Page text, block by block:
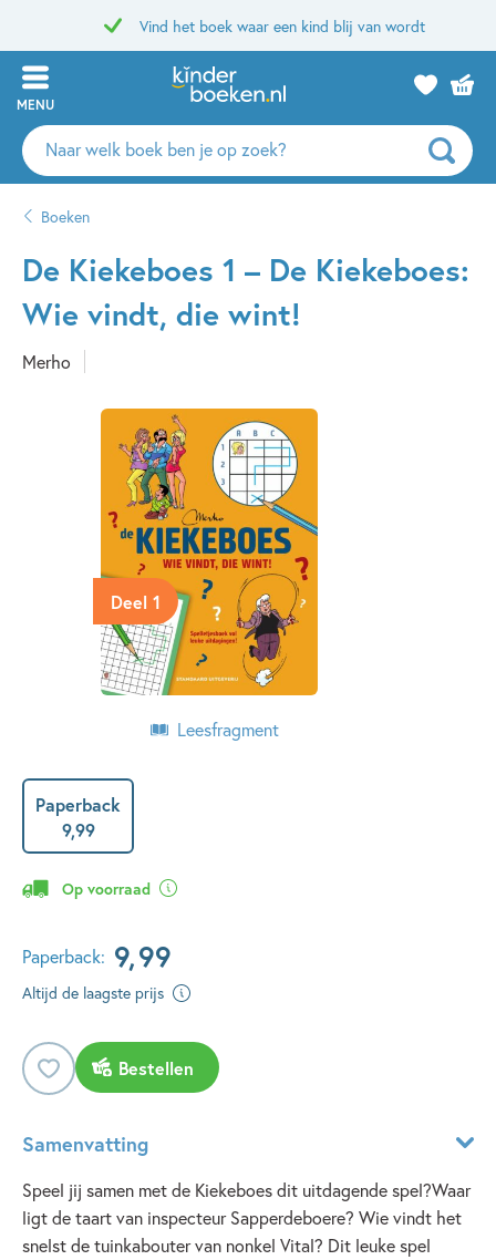
Vind het boek waar een kind blij van wordt
MENU
Zoeken
naar
auteurs
uitgevers
Boeken
De Kiekeboes 1 – De Kiekeboes:
Wie vindt, die wint!
Merho
Deel 1
Leesfragment
Paperback
9,99
Op voorraad
Paperback: 9,99
Altijd de laagste prijs
Bestellen
Samenvatting
Speel jij samen met de Kiekeboes dit uitdagende spel?Waar
ligt de taart van inspecteur Sapperdeboere? Wie vindt het
snelst de tuinkabouter van nonkel Vital? Dit leuke spel